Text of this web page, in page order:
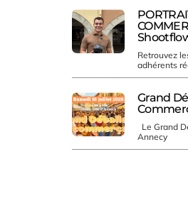
Retrouvez
adhérents
Grand
Le Grand
Annecy